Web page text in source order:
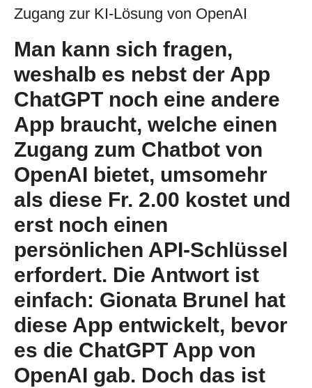
Zugang zur KI-Lösung von OpenAI
Man kann sich fragen,
weshalb es nebst der App
ChatGPT noch eine andere
App braucht, welche einen
Zugang zum Chatbot von
OpenAI bietet, umsomehr
als diese Fr. 2.00 kostet und
erst noch einen
persönlichen API-Schlüssel
erfordert. Die Antwort ist
einfach: Gionata Brunel hat
diese App entwickelt, bevor
es die ChatGPT App von
OpenAI gab. Doch das ist